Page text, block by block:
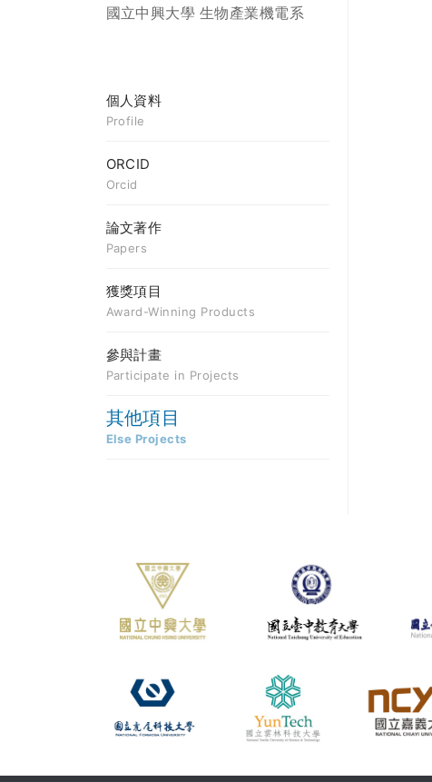
國立中興大學 生物產業機電系
個人資料
Profile
ORCID
Orcid
論文著作
Papers
獲獎項目
Award-Winning Products
參與計畫
Participate in Projects
其他項目
Else Projects